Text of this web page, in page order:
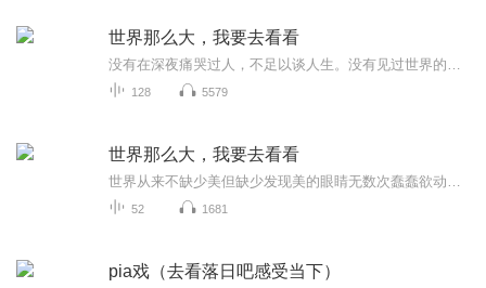
世界那么大，我要去看看
128 5579
世界那么大，我要去看看
52 1681
pia戏（去看落日吧感受当下）